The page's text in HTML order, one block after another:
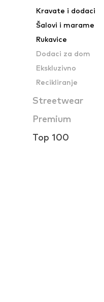
Kravate i dodaci
Šalovi i marame
Rukavice
Dodaci za dom
Ekskluzivno
Recikliranje
Streetwear
Premium
Top 100